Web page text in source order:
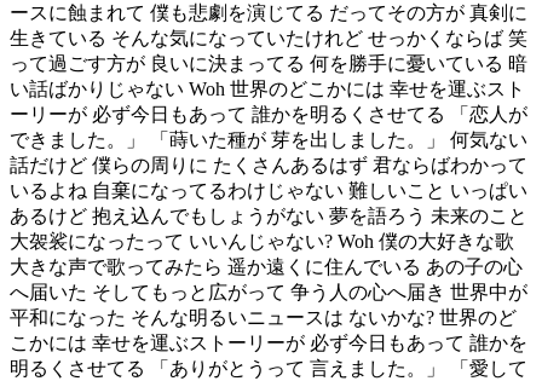
ースに蝕まれて 僕も悲劇を演じてる だってその方が 真剣に
生きている そんな気になっていたけれど せっかくならば 笑
って過ごす方が 良いに決まってる 何を勝手に憂いている 暗
い話ばかりじゃない Woh 世界のどこかには 幸せを運ぶスト
ーリーが 必ず今日もあって 誰かを明るくさせてる 「恋人が
できました。」 「蒔いた種が 芽を出しました。」 何気ない
話だけど 僕らの周りに たくさんあるはず 君ならばわかって
いるよね 自棄になってるわけじゃない 難しいこと いっぱい
あるけど 抱え込んでもしょうがない 夢を語ろう 未来のこと
大袈裟になったって いいんじゃない? Woh 僕の大好きな歌
大きな声で歌ってみたら 遥か遠くに住んでいる あの子の心
へ届いた そしてもっと広がって 争う人の心へ届き 世界中が
平和になった そんな明るいニュースは ないかな? 世界のど
こかには 幸せを運ぶストーリーが 必ず今日もあって 誰かを
明るくさせてる 「ありがとうって 言えました。」 「愛して